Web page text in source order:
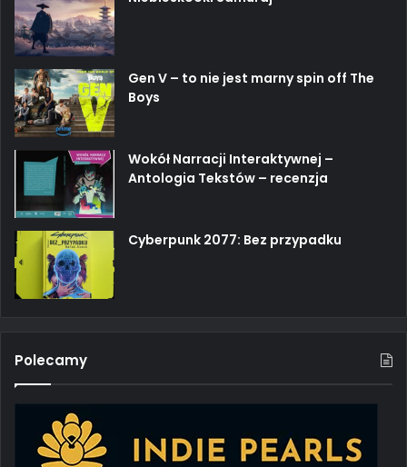
Gen V – to nie jest marny spin off The
Boys
Wokół Narracji Interaktywnej –
Antologia Tekstów – recenzja
Cyberpunk 2077: Bez przypadku
Polecamy